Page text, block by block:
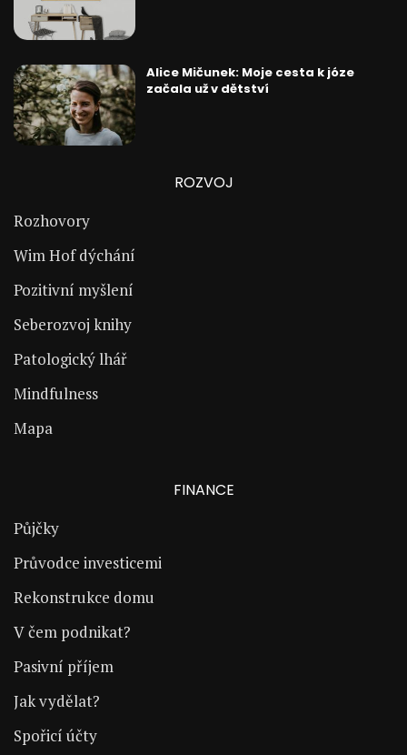
Alice Mičunek: Moje cesta k józe
začala už v dětství
ROZVOJ
Rozhovory
Wim Hof dýchání
Pozitivní myšlení
Seberozvoj knihy
Patologický lhář
Mindfulness
Mapa
FINANCE
Půjčky
Průvodce investicemi
Rekonstrukce domu
V čem podnikat?
Pasivní příjem
Jak vydělat?
Spořicí účty